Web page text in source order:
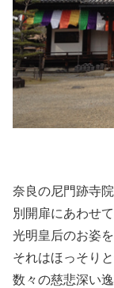
奈良の尼門跡寺
別開扉にあわせて
光明皇后のお姿
それはほっそり
数々の慈悲深い